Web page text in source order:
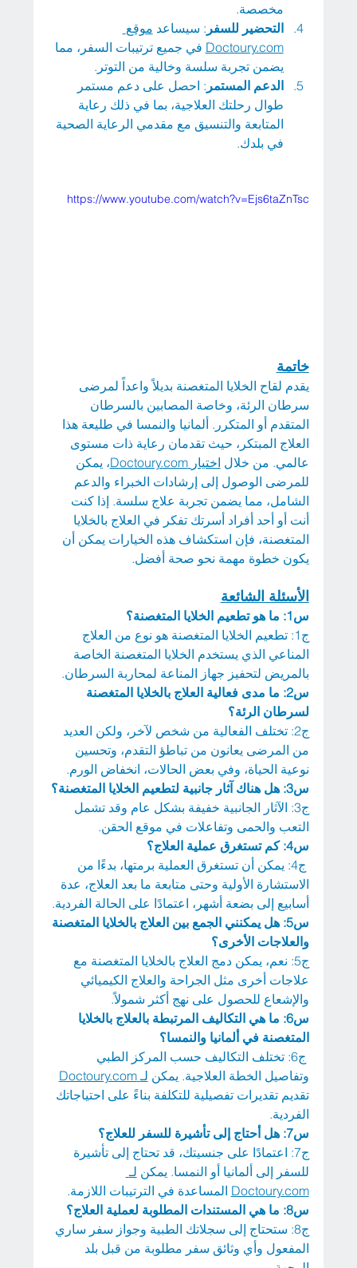
مخصصة.
التحضير للسفر : سيساعد موقع
Doctoury.com في جميع ترتيبات السفر، مما
يضمن تجربة سلسة وخالية من التوتر.
الدعم المستمر : احصل على دعم مستمر
طوال رحلتك العلاجية، بما في ذلك رعاية
المتابعة والتنسيق مع مقدمي الرعاية الصحية
في بلدك.
https://www.youtube.com/watch?v=Ejs6taZnTsc
خاتمة
يقدم لقاح الخلايا المتغصنة بديلاً واعداً لمرضى
سرطان الرئة، وخاصة المصابين بالسرطان
المتقدم أو المتكرر. ألمانيا والنمسا في طليعة هذا
العلاج المبتكر، حيث تقدمان رعاية ذات مستوى
عالمي. من خلال اختيار Doctoury.com، يمكن
للمرضى الوصول إلى إرشادات الخبراء والدعم
الشامل، مما يضمن تجربة علاج سلسة. إذا كنت
أنت أو أحد أفراد أسرتك تفكر في العلاج بالخلايا
المتغصنة، فإن استكشاف هذه الخيارات يمكن أن
يكون خطوة مهمة نحو صحة أفضل.
الأسئلة الشائعة
س1: ما هو تطعيم الخلايا المتغصنة؟
ج1: تطعيم الخلايا المتغصنة هو نوع من العلاج
المناعي الذي يستخدم الخلايا المتغصنة الخاصة
بالمريض لتحفيز جهاز المناعة لمحاربة السرطان.
س2: ما مدى فعالية العلاج بالخلايا المتغصنة
لسرطان الرئة؟
ج2: تختلف الفعالية من شخص لآخر، ولكن العديد
من المرضى يعانون من تباطؤ التقدم، وتحسين
نوعية الحياة، وفي بعض الحالات، انخفاض الورم.
س3: هل هناك آثار جانبية لتطعيم الخلايا المتغصنة؟
ج3: الآثار الجانبية خفيفة بشكل عام وقد تشمل
التعب والحمى وتفاعلات في موقع الحقن.
س4: كم تستغرق عملية العلاج؟
ج4: يمكن أن تستغرق العملية برمتها، بدءًا من
الاستشارة الأولية وحتى متابعة ما بعد العلاج، عدة
أسابيع إلى بضعة أشهر، اعتمادًا على الحالة الفردية.
س5: هل يمكنني الجمع بين العلاج بالخلايا المتغصنة
والعلاجات الأخرى؟
ج5: نعم، يمكن دمج العلاج بالخلايا المتغصنة مع
علاجات أخرى مثل الجراحة والعلاج الكيميائي
والإشعاع للحصول على نهج أكثر شمولاً.
س6: ما هي التكاليف المرتبطة بالعلاج بالخلايا
المتغصنة في ألمانيا والنمسا؟
ج6: تختلف التكاليف حسب المركز الطبي
وتفاصيل الخطة العلاجية. يمكن لـ Doctoury.com
تقديم تقديرات تفصيلية للتكلفة بناءً على احتياجاتك
الفردية.
س7: هل أحتاج إلى تأشيرة للسفر للعلاج؟
ج7: اعتمادًا على جنسيتك، قد تحتاج إلى تأشيرة
للسفر إلى ألمانيا أو النمسا. يمكن لـ
Doctoury.com المساعدة في الترتيبات اللازمة.
س8: ما هي المستندات المطلوبة لعملية العلاج؟
ج8: ستحتاج إلى سجلاتك الطبية وجواز سفر ساري
المفعول وأي وثائق سفر مطلوبة من قبل بلد